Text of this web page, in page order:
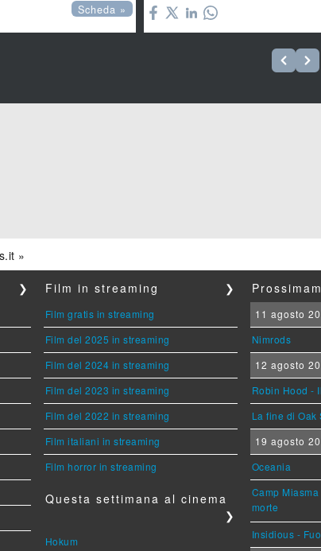
Scheda »
»
❯ Film in streaming ❯
Film gratis in streaming
Film del 2025 in streaming
Film del 2024 in streaming
Film del 2023 in streaming
Film del 2022 in streaming
Film italiani in streaming
Film horror in streaming
Questa settimana al cinema
❯
Hokum
11 agosto
Nimrods
12 agosto
Robin Hood -
La fine di Oak
19 agosto
Oceania
Camp
morte
Insidious -